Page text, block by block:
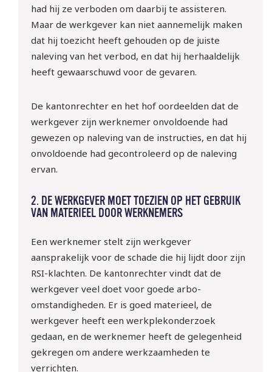
had hij ze verboden om daarbij te assisteren.
Maar de werkgever kan niet aannemelijk maken
dat hij toezicht heeft gehouden op de juiste
naleving van het verbod, en dat hij herhaaldelijk
heeft gewaarschuwd voor de gevaren.
De kantonrechter en het hof oordeelden dat de
werkgever zijn werknemer onvoldoende had
gewezen op naleving van de instructies, en dat hij
onvoldoende had gecontroleerd op de naleving
ervan.
2. DE WERKGEVER MOET TOEZIEN OP HET GEBRUIK
VAN MATERIEEL DOOR WERKNEMERS
Een werknemer stelt zijn werkgever
aansprakelijk voor de schade die hij lijdt door zijn
RSI-klachten. De kantonrechter vindt dat de
werkgever veel doet voor goede arbo-
omstandigheden. Er is goed materieel, de
werkgever heeft een werkplekonderzoek
gedaan, en de werknemer heeft de gelegenheid
gekregen om andere werkzaamheden te
verrichten.